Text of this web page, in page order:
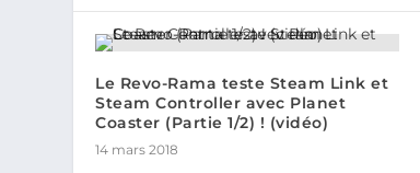
Le Revo-Rama teste Steam Link et
Steam Controller avec Planet
Coaster (Partie 1/2) ! (vidéo)
14 mars 2018